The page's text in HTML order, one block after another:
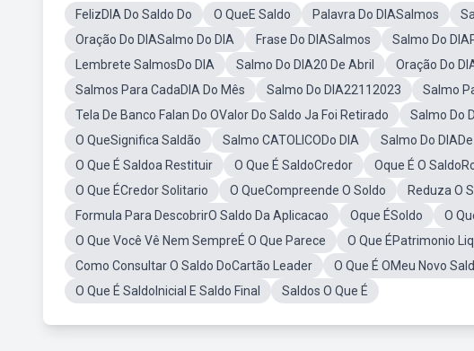
FelizDIA Do Saldo Do O QueE Saldo Palavra Do DIASalmos
Oração Do DIASalmo Do DIA
Frase Do DIASalmos Salmo Do
Lembrete SalmosDo DIA
Salmo Do DIA20 De Abril Oração Do
Salmos Para CadaDIA Do Mês
Salmo Do DIA22112023 Salmo
Tela De Banco Falan Do OValor Do Saldo Ja Foi Retirado
Salmo Do
O QueSignifica Saldão
Salmo CATOLICODo DIA Salmo Do
O Que É Saldoa Restituir
O Que É SaldoCredor Oque É O
O Que ÉCredor Solitario
O QueCompreende O Soldo Reduza O
Formula Para DescobrirO Saldo Da Aplicacao
Oque ÉSoldo O
O Que Você Vê Nem SempreÉ O Que Parece
O Que ÉPatrimonio
Como Consultar O Saldo DoCartão Leader
O Que É OMeu Novo
O Que É SaldoInicial E Saldo Final
Saldos O Que É